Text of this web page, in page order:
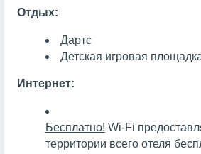
Отдых:
Дартс
Детская игровая
Интернет:
Бесплатно! Wi-Fi
территории всего отеля